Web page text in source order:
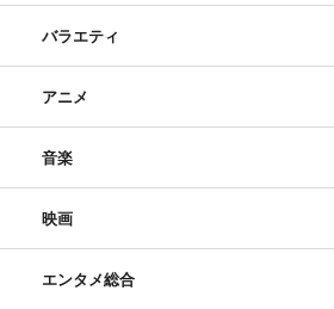
バラエティ
アニメ
音楽
映画
エンタメ総合